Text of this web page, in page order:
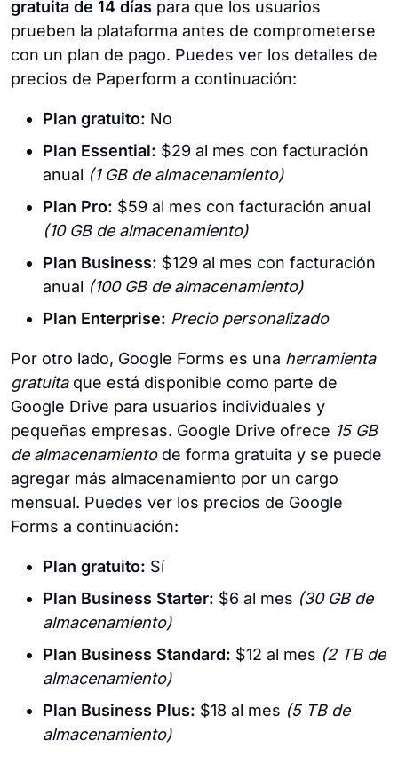
gratuita de 14 días para que los usuarios
prueben la plataforma antes de comprometerse
con un plan de pago. Puedes ver los detalles de
precios de Paperform a continuación:
Plan gratuito: No
Plan Essential: $29 al mes con facturación
anual (1 GB de almacenamiento)
Plan Pro: $59 al mes con facturación anual
(10 GB de almacenamiento)
Plan Business: $129 al mes con facturación
anual (100 GB de almacenamiento)
Plan Enterprise: Precio personalizado
Por otro lado, Google Forms es una herramienta
gratuitaque está disponible como parte de
Google Drive para usuarios individuales y
pequeñas empresas. Google Drive ofrece 15 GB
de almacenamientode forma gratuita y se puede
agregar más almacenamiento por un cargo
mensual. Puedes ver los precios de Google
Forms a continuación:
Plan gratuito: Sí
Plan Business Starter: $6 al mes (30 GB de
almacenamiento)
Plan Business Standard: $12 al mes (2 TB de
almacenamiento)
Plan Business Plus: $18 al mes (5 TB de
almacenamiento)